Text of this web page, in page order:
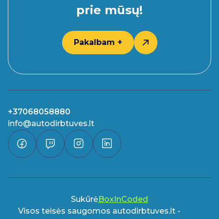
prie mūsų!
Pakalbam +
+37068058880
info@autodirbtuves.lt
SukūrėBoxInCoded
Visos teisės saugomos autodirbtuves.lt -